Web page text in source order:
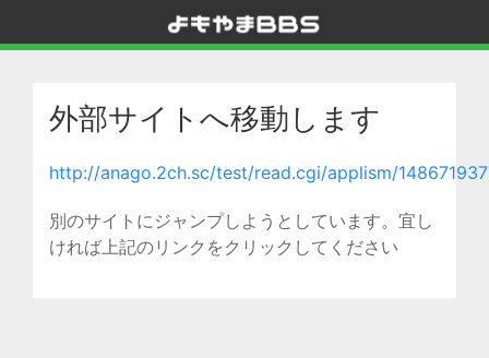
外部サイトへ移動します
http://anago.2ch.sc/test/read.cgi/applism/
別のサイトにジャンプしようとしています。宜し
ければ上記のリンクをクリックしてください